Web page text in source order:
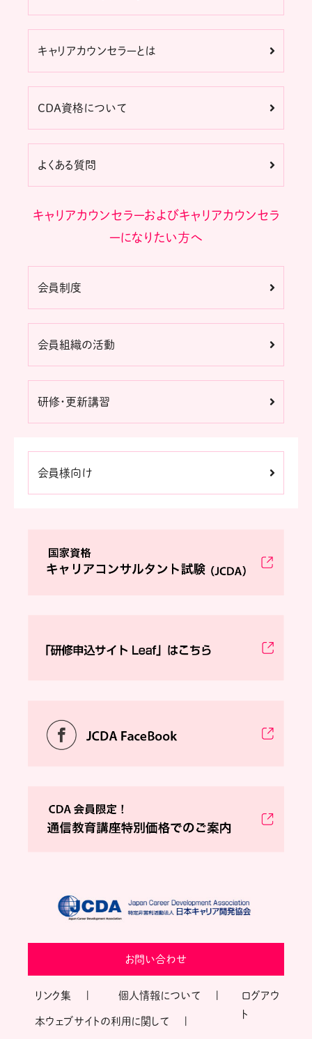
キャリアカウンセラーとは
CDA資格について
よくある質問
キャリアカウンセラーおよびキャリアカウンセラ
ーになりたい方へ
会員制度
会員組織の活動
研修・更新講習
会員様向け
お問い合わせ
リンク集 個人情報について
本ウェブサイトの利用に関して
ログアウ
ト